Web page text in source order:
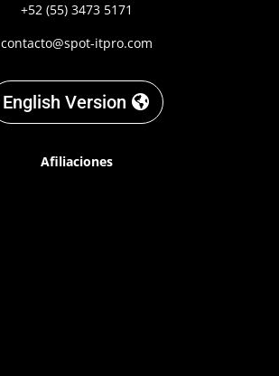
+52 (55) 3473 5171
contacto@spot-itpro.com
English Version
Afiliaciones